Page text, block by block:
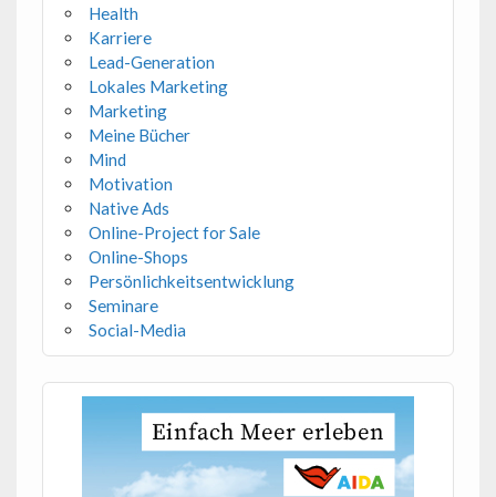
Health
Karriere
Lead-Generation
Lokales Marketing
Marketing
Meine Bücher
Mind
Motivation
Native Ads
Online-Project for Sale
Online-Shops
Persönlichkeitsentwicklung
Seminare
Social-Media